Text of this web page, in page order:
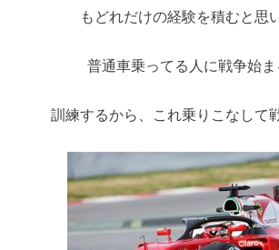
もどれだけの経験を積むと思
普通車乗ってる人に戦争始ま
訓練するから、これ乗りこなして